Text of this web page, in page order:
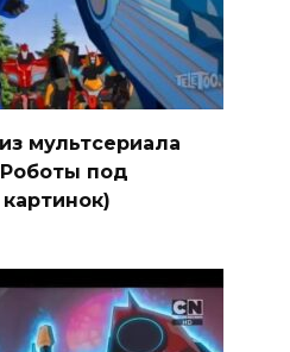
мультсериала
под